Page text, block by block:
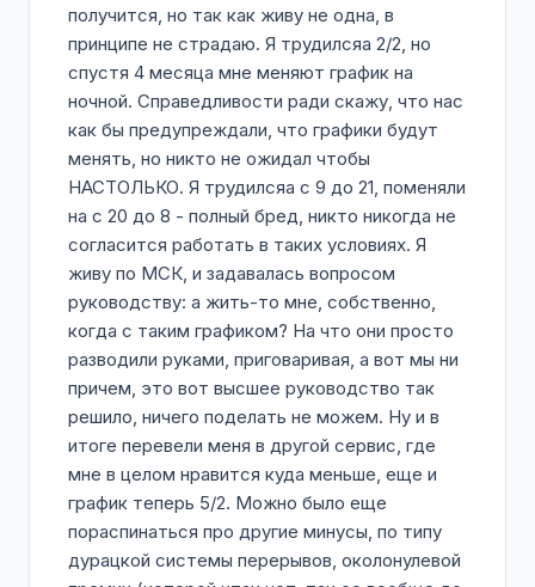
получится, но так как живу не одна, в
принципе не страдаю. Я трудилсяа 2/2, но
спустя 4 месяца мне меняют график на
ночной. Справедливости ради скажу, что нас
как бы предупреждали, что графики будут
менять, но никто не ожидал чтобы
НАСТОЛЬКО. Я трудилсяа с 9 до 21, поменяли
на с 20 до 8 - полный бред, никто никогда не
согласится работать в таких условиях. Я
живу по МСК, и задавалась вопросом
руководству: а жить-то мне, собственно,
когда с таким графиком? На что они просто
разводили руками, приговаривая, а вот мы ни
причем, это вот высшее руководство так
решило, ничего поделать не можем. Ну и в
итоге перевели меня в другой сервис, где
мне в целом нравится куда меньше, еще и
график теперь 5/2. Можно было еще
пораспинаться про другие минусы, по типу
дурацкой системы перерывов, околонулевой